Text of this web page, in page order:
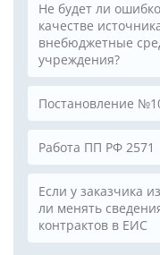
Не будет ли
качестве
внебюджетные
учреждения?
Постановление
Работа ПП РФ 2571
Если у заказчика
ли менять
контрактов в ЕИС